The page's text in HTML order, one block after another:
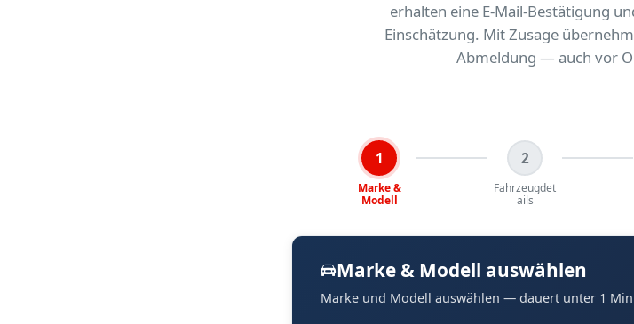
erhalten eine E-Mail-Bestätigung
Einschätzung. Mit Zusage
Abmeldung — auch vor
1
Marke &
Modell
2
Fahrzeugdet
ails
Marke & Modell auswählen
Marke und Modell auswählen — dauert unter 1